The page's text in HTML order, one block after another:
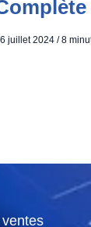
juillet 2024 /8